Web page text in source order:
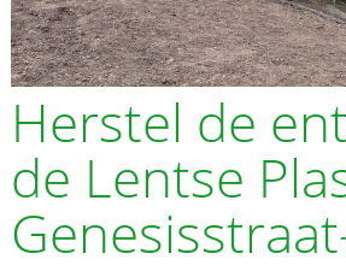
Herstel de
de Lentse